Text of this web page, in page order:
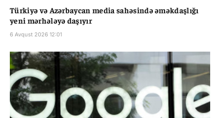
Türkiyə və Azərbaycan media sahəsində əməkdaşlığı
yeni mərhələyə daşıyır
6 Avqust 2026 12:01